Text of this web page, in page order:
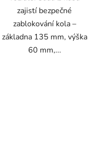
zajistí bezpečné
zablokování kola –
základna 135 mm, výška
60 mm,...